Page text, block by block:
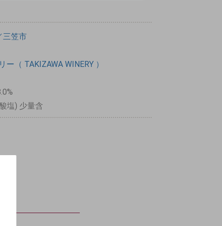
三笠市
（ TAKIZAWA WINERY ）
塩) 少量含